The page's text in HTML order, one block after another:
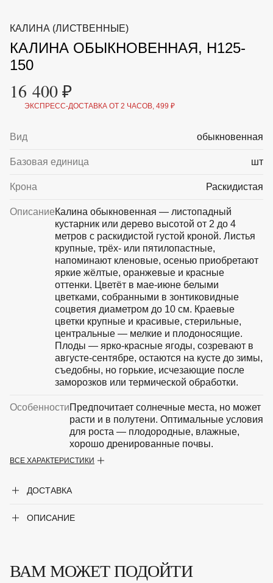
МАЛАЯ МЕХАНИЗАЦИЯ
ОТПУГИВАТЕЛИ ОТ ПТИЦ, НАСЕКОМЫХ И
ГРЫЗУНОВ
САДОВАЯ ОДЕЖДА И ОБУВЬ
САДОВЫЙ ИНСТРУМЕНТ
СРЕДСТВА ЗАЩИТЫ РАСТЕНИЙ И УДОБРЕНИЯ
ТОВАРЫ ДЛЯ БАНЬ И САУН
ТОВАРЫ И АПТЕКА ДЛЯ ПРУДА
Sale
УХОД
+7 (495) 197 87
87
КАЛИНА (ЛИСТВЕННЫЕ)
КАЛИНА ОБЫКНОВЕННАЯ, H125-
150
16 400 ₽
ЭКСПРЕСС-ДОСТАВКА ОТ 2 ЧАСОВ, 499 ₽
Вид обыкновенная
Базовая единица шт
Крона Раскидистая
ОписаниеКалина обыкновенная — листопадный
кустарник или дерево высотой от 2 до 4
метров с раскидистой густой кроной. Листья
крупные, трёх- или пятилопастные,
напоминают кленовые, осенью приобретают
яркие жёлтые, оранжевые и красные
оттенки. Цветёт в мае-июне белыми
цветками, собранными в зонтиковидные
соцветия диаметром до 10 см. Краевые
цветки крупные и красивые, стерильные,
центральные — мелкие и плодоносящие.
Плоды — ярко-красные ягоды, созревают в
августе-сентябре, остаются на кусте до зимы,
съедобны, но горькие, исчезающие после
заморозков или термической обработки.
ОсобенностиПредпочитает солнечные места, но может
расти и в полутени. Оптимальные условия
для роста — плодородные, влажные,
хорошо дренированные почвы.
Род
Форма
ВСЕ ХАРАКТЕРИСТИКИ
ДОСТАВКА
ОПИСАНИЕ
ВАМ МОЖЕТ ПОДОЙТИ